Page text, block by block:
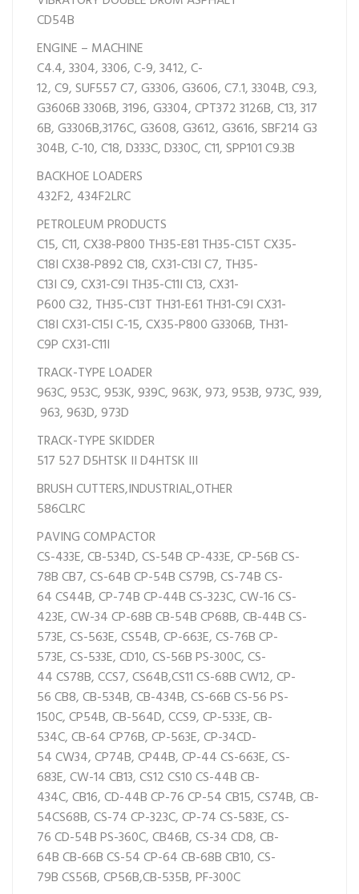
CD54B
ENGINE – MACHINE
C4.4,3304,3306,C-9,3412,C-
12,C9,SUF557C7,G3306,G3606,C7.1,3304B,C9.3,
G3606B3306B,3196,G3304,CPT3723126B,C13,317
6B,G3306B,3176C,G3608,G3612,G3616,SBF214G3
304B,C-10,C18,D333C,D330C,C11,SPP101C9.3B
BACKHOE LOADERS
432F2, 434F2LRC
PETROLEUM PRODUCTS
C15,C11,CX38-P800 TH35-E81 TH35-C15TCX35-
C18ICX38-P892C18,CX31-C13IC7, TH35-
C13IC9,CX31-C9I TH35-C11IC13,CX31-
P600C32, TH35-C13T TH31-E61 TH31-C9ICX31-
C18ICX31-C15IC-15,CX35-P800G3306B, TH31-
C9PCX31-C11I
TRACK-TYPE LOADER
963C,953C,953K,939C,963K,973,953B,973C,939,
963,963D,973D
TRACK-TYPE SKIDDER
517 527D5HTSK IID4HTSK III
BRUSH CUTTERS,INDUSTRIAL,OTHER
586CLRC
PAVING COMPACTOR
CS-433E,CB-534D,CS-54BCP-433E,CP-56BCS-
78BCB7,CS-64BCP-54BCS79B,CS-74BCS-
64CS44B,CP-74BCP-44BCS-323C,CW-16CS-
423E,CW-34CP-68BCB-54BCP68B,CB-44BCS-
573E,CS-563E,CS54B,CP-663E,CS-76BCP-
573E,CS-533E,CD10,CS-56BPS-300C,CS-
44CS78B,CCS7,CS64B,CS11CS-68BCW12,CP-
56CB8,CB-534B,CB-434B,CS-66BCS-56PS-
150C,CP54B,CB-564D,CCS9,CP-533E,CB-
534C,CB-64CP76B,CP-563E,CP-34CD-
54CW34,CP74B,CP44B,CP-44CS-663E,CS-
683E,CW-14CB13,CS12CS10CS-44BCB-
434C,CB16,CD-44BCP-76CP-54CB15,CS74B,CB-
54CS68B,CS-74CP-323C,CP-74CS-583E,CS-
76CD-54BPS-360C,CB46B,CS-34CD8,CB-
64BCB-66BCS-54CP-64CB-68BCB10,CS-
79BCS56B,CP56B,CB-535B,PF-300C